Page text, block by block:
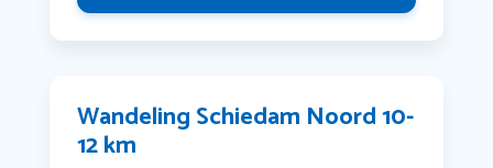
Wandeling Schiedam Noord 10-
12 km